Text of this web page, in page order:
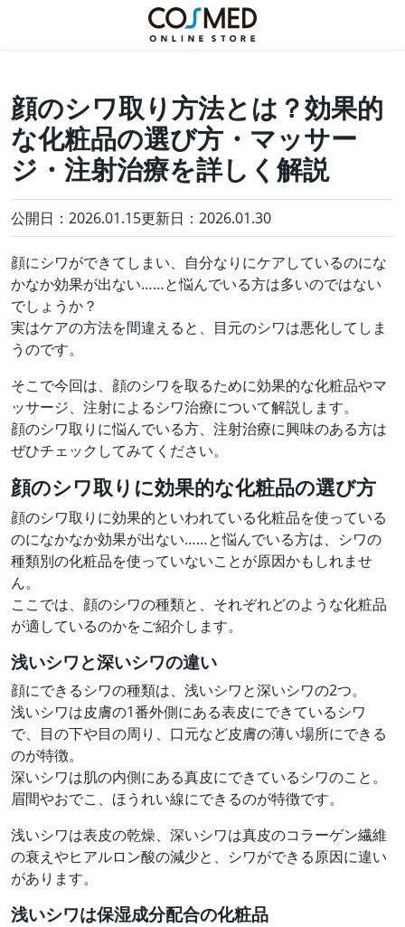
顔のシワ取り方法とは？効果的
な化粧品の選び方・マッサー
ジ・注射治療を詳しく解説
公開日：2026.01.15更新日： 2026.01.30
顔にシワができてしまい、自分なりにケアしているのにな
かなか効果が出ない……と悩んでいる方は多いのではない
でしょうか？
実はケアの方法を間違えると、目元のシワは悪化してしま
うのです。
そこで今回は、顔のシワを取るために効果的な化粧品やマ
ッサージ、注射によるシワ治療について解説します。
顔のシワ取りに悩んでいる方、注射治療に興味のある方は
ぜひチェックしてみてください。
顔のシワ取りに効果的な化粧品の選び方
顔のシワ取りに効果的といわれている化粧品を使っている
のになかなか効果が出ない……と悩んでいる方は、シワの
種類別の化粧品を使っていないことが原因かもしれませ
ん。
ここでは、顔のシワの種類と、それぞれどのような化粧品
が適しているのかをご紹介します。
浅いシワと深いシワの違い
顔にできるシワの種類は、浅いシワと深いシワの2つ。
浅いシワは皮膚の1番外側にある表皮にできているシワ
で、目の下や目の周り、口元など皮膚の薄い場所にできる
のが特徴。
深いシワは肌の内側にある真皮にできているシワのこと。
眉間やおでこ、ほうれい線にできるのが特徴です。
浅いシワは表皮の乾燥、深いシワは真皮のコラーゲン繊維
の衰えやヒアルロン酸の減少と、シワができる原因に違い
があります。
浅いシワは保湿成分配合の化粧品